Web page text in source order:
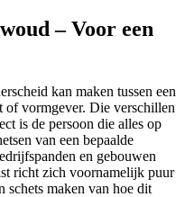
– Voor een
kan maken tussen een
of vormgever. Die verschillen
is de persoon die alles op
van een bepaalde
en gebouwen
richt zich voornamelijk puur
schets maken van hoe dit